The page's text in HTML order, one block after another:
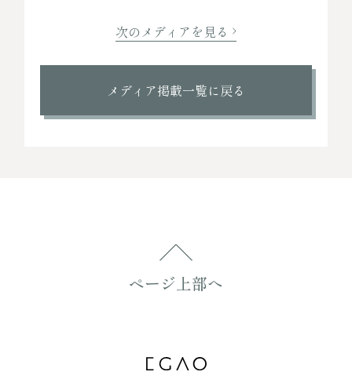
次のメディアを見る
メディア掲載一覧に戻る
ページ上部へ